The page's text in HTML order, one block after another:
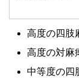
高度の四肢
高度の対麻
中等度の四